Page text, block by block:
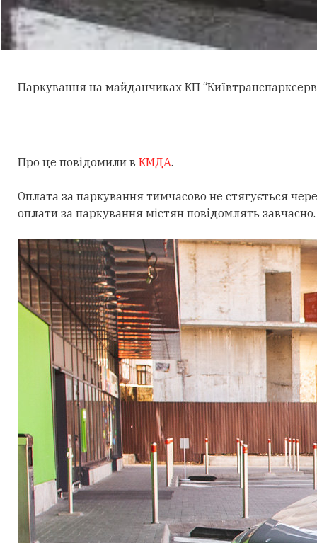
Паркування на майданчиках КП
Про це повідомили в КМДА.
Оплата за паркування тимчасово не стягується
оплати за паркування містян повідомлять завчасно.